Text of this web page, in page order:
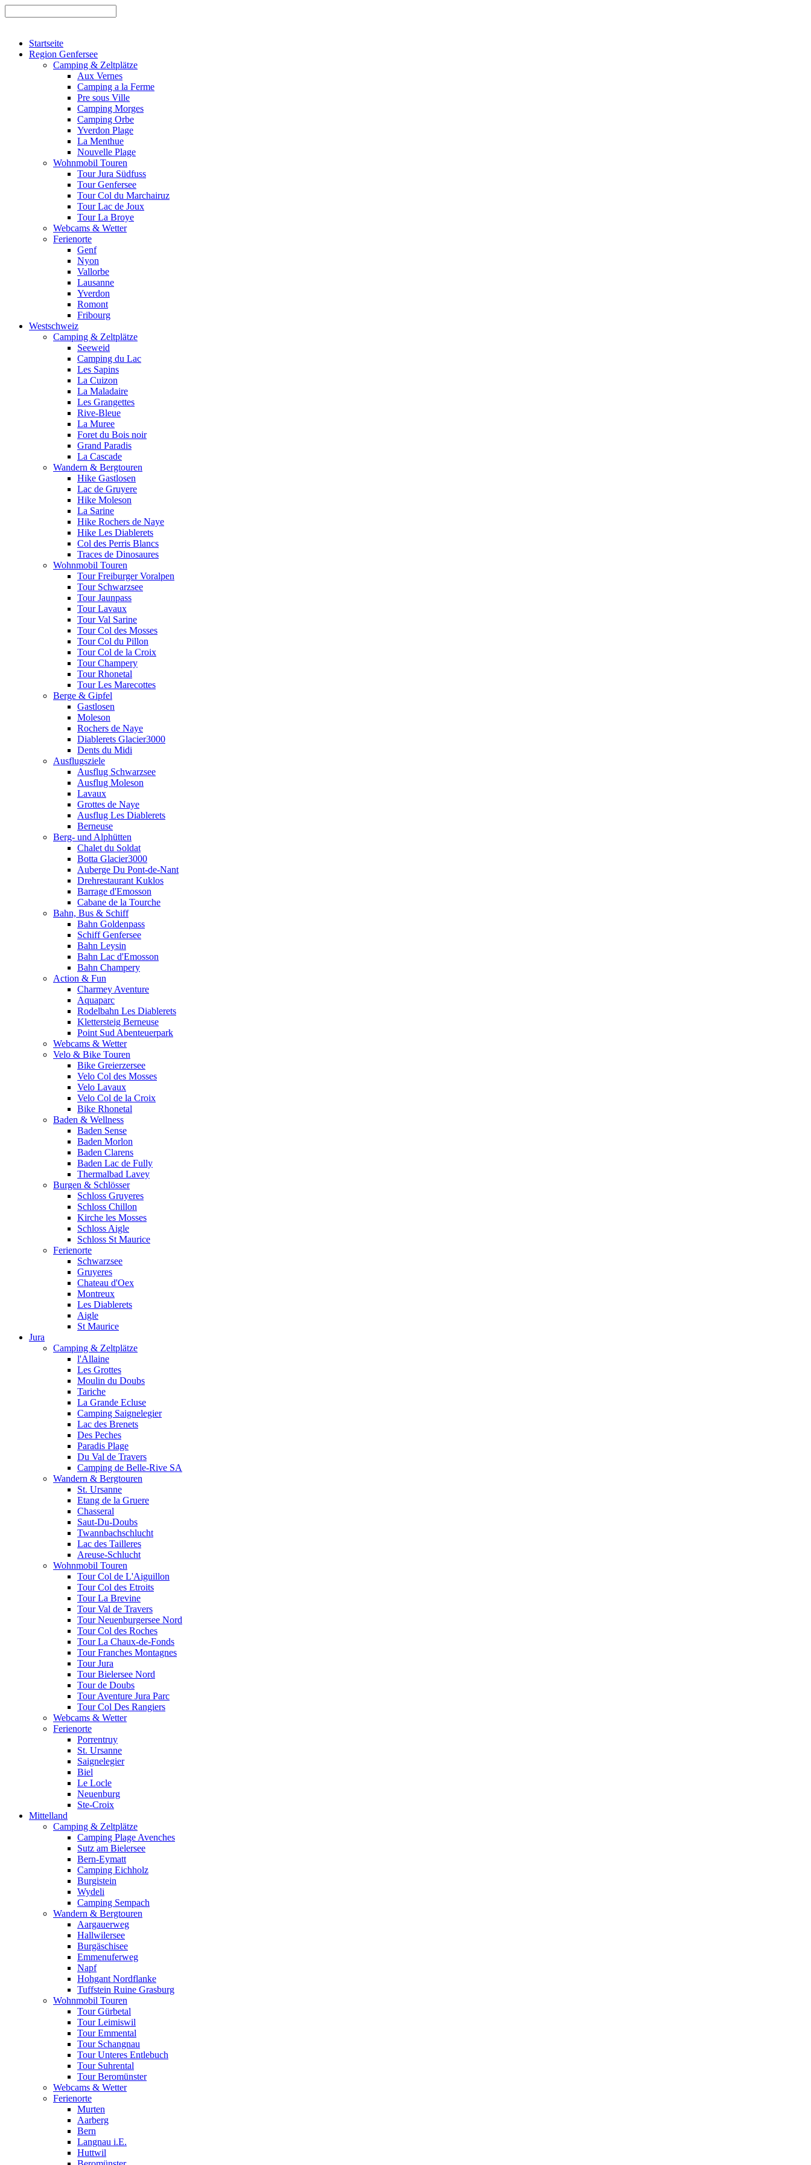
Startseite
Region Genfersee
Camping & Zeltplätze
Aux Vernes
Camping a la Ferme
Pre sous Ville
Camping Morges
Camping Orbe
Yverdon Plage
La Menthue
Nouvelle Plage
Wohnmobil Touren
Tour Jura Südfuss
Tour Genfersee
Tour Col du Marchairuz
Tour Lac de Joux
Tour La Broye
Webcams & Wetter
Ferienorte
Genf
Nyon
Vallorbe
Lausanne
Yverdon
Romont
Fribourg
Westschweiz
Camping & Zeltplätze
Seeweid
Camping du Lac
Les Sapins
La Cuizon
La Maladaire
Les Grangettes
Rive-Bleue
La Muree
Foret du Bois noir
Grand Paradis
La Cascade
Wandern & Bergtouren
Hike Gastlosen
Lac de Gruyere
Hike Moleson
La Sarine
Hike Rochers de Naye
Hike Les Diablerets
Col des Perris Blancs
Traces de Dinosaures
Wohnmobil Touren
Tour Freiburger Voralpen
Tour Schwarzsee
Tour Jaunpass
Tour Lavaux
Tour Val Sarine
Tour Col des Mosses
Tour Col du Pillon
Tour Col de la Croix
Tour Champery
Tour Rhonetal
Tour Les Marecottes
Berge & Gipfel
Gastlosen
Moleson
Rochers de Naye
Diablerets Glacier3000
Dents du Midi
Ausflugsziele
Ausflug Schwarzsee
Ausflug Moleson
Lavaux
Grottes de Naye
Ausflug Les Diablerets
Berneuse
Berg- und Alphütten
Chalet du Soldat
Botta Glacier3000
Auberge Du Pont-de-Nant
Drehrestaurant Kuklos
Barrage d'Emosson
Cabane de la Tourche
Bahn, Bus & Schiff
Bahn Goldenpass
Schiff Genfersee
Bahn Leysin
Bahn Lac d'Emosson
Bahn Champery
Action & Fun
Charmey Aventure
Aquaparc
Rodelbahn Les Diablerets
Klettersteig Berneuse
Point Sud Abenteuerpark
Webcams & Wetter
Velo & Bike Touren
Bike Greierzersee
Velo Col des Mosses
Velo Lavaux
Velo Col de la Croix
Bike Rhonetal
Baden & Wellness
Baden Sense
Baden Morlon
Baden Clarens
Baden Lac de Fully
Thermalbad Lavey
Burgen & Schlösser
Schloss Gruyeres
Schloss Chillon
Kirche les Mosses
Schloss Aigle
Schloss St Maurice
Ferienorte
Schwarzsee
Gruyeres
Chateau d'Oex
Montreux
Les Diablerets
Aigle
St Maurice
Jura
Camping & Zeltplätze
l'Allaine
Les Grottes
Moulin du Doubs
Tariche
La Grande Ecluse
Camping Saignelegier
Lac des Brenets
Des Peches
Paradis Plage
Du Val de Travers
Camping de Belle-Rive SA
Wandern & Bergtouren
St. Ursanne
Etang de la Gruere
Chasseral
Saut-Du-Doubs
Twannbachschlucht
Lac des Tailleres
Areuse-Schlucht
Wohnmobil Touren
Tour Col de L'Aiguillon
Tour Col des Etroits
Tour La Brevine
Tour Val de Travers
Tour Neuenburgersee Nord
Tour Col des Roches
Tour La Chaux-de-Fonds
Tour Franches Montagnes
Tour Jura
Tour Bielersee Nord
Tour de Doubs
Tour Aventure Jura Parc
Tour Col Des Rangiers
Webcams & Wetter
Ferienorte
Porrentruy
St. Ursanne
Saignelegier
Biel
Le Locle
Neuenburg
Ste-Croix
Mittelland
Camping & Zeltplätze
Camping Plage Avenches
Sutz am Bielersee
Bern-Eymatt
Camping Eichholz
Burgistein
Wydeli
Camping Sempach
Wandern & Bergtouren
Aargauerweg
Hallwilersee
Burgäschisee
Emmenuferweg
Napf
Hohgant Nordflanke
Tuffstein Ruine Grasburg
Wohnmobil Touren
Tour Gürbetal
Tour Leimiswil
Tour Emmental
Tour Schangnau
Tour Unteres Entlebuch
Tour Suhrental
Tour Beromünster
Webcams & Wetter
Ferienorte
Murten
Aarberg
Bern
Langnau i.E.
Huttwil